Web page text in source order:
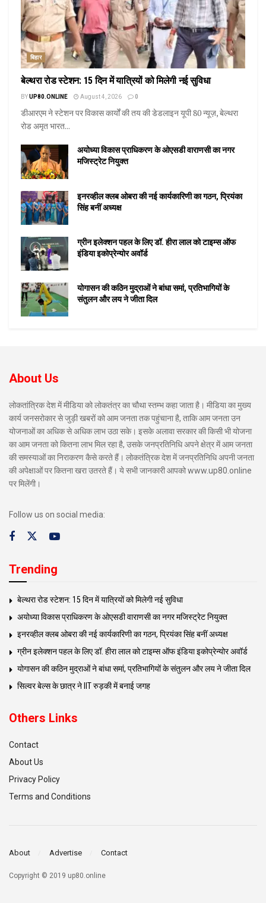
बिहार
बेल्थरा रोड स्टेशन: 15 दिन में यात्रियों को मिलेगी नई सुविधा
BYUP80.ONLINE August 4, 2026 0
डीआरएम ने स्टेशन पर विकास कार्यों की तय की डेडलाइन यूपी 80 न्यूज़, बेल्थरा
रोड अमृत भारत...
अयोध्या विकास प्राधिकरण के ओएसडी वाराणसी का नगर
मजिस्ट्रेट नियुक्त
इनरव्हील क्लब ओबरा की नई कार्यकारिणी का गठन, प्रियंका
सिंह बनीं अध्यक्ष
ग्रीन इलेक्शन पहल के लिए डॉ. हीरा लाल को टाइम्स ऑफ
इंडिया इकोप्रेन्योर अवॉर्ड
योगासन की कठिन मुद्राओं ने बांधा समां, प्रतिभागियों के
संतुलन और लय ने जीता दिल
About Us
लोकतांत्रिक देश में मीडिया को लोकतंत्र का चौथा स्तम्भ कहा जाता है। मीडिया का मुख्य
कार्य जनसरोकार से जुड़ी खबरों को आम जनता तक पहुंचाना है, ताकि आम जनता उन
योजनाओं का अधिक से अधिक लाभ उठा सके। इसके अलावा सरकार की किसी भी योजना
का आम जनता को कितना लाभ मिल रहा है, उसके जनप्रतिनिधि अपने क्षेत्र में आम जनता
की समस्याओं का निराकरण कैसे करते हैं। लोकतंत्रिक देश में जनप्रतिनिधि अपनी जनता
की अपेक्षाओं पर कितना खरा उतरते हैं। ये सभी जानकारी आपको www.up80.online
पर मिलेंगी।
Follow us on social media:
Trending
बेल्थरा रोड स्टेशन: 15 दिन में यात्रियों को मिलेगी नई सुविधा
अयोध्या विकास प्राधिकरण के ओएसडी वाराणसी का नगर मजिस्ट्रेट नियुक्त
इनरव्हील क्लब ओबरा की नई कार्यकारिणी का गठन, प्रियंका सिंह बनीं अध्यक्ष
ग्रीन इलेक्शन पहल के लिए डॉ. हीरा लाल को टाइम्स ऑफ इंडिया इकोप्रेन्योर अवॉर्ड
योगासन की कठिन मुद्राओं ने बांधा समां, प्रतिभागियों के संतुलन और लय ने जीता दिल
सिल्वर बेल्स के छात्र ने IIT रुड़की में बनाई जगह
Others Links
Contact
About Us
Privacy Policy
Terms and Conditions
About Advertise Contact
Copyright © 2019 up80.online